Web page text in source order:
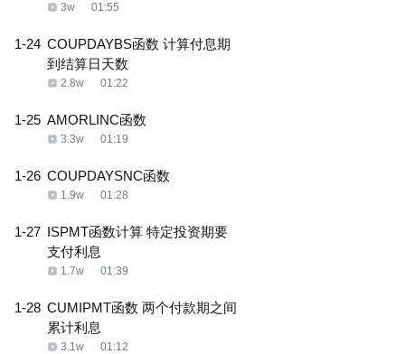
3w 01:55
1-24 COUPDAYBS函数 计算付息期
到结算日天数
2.8w 01:22
1-25 AMORLINC函数
3.3w 01:19
1-26 COUPDAYSNC函数
1.9w 01:28
1-27 ISPMT函数计算 特定投资期要
支付利息
1.7w 01:39
1-28 CUMIPMT函数 两个付款期之间
累计利息
3.1w 01:12